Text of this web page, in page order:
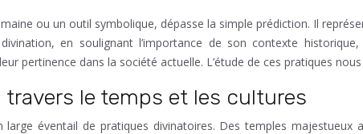
ou un outil symbolique, dépasse la simple prédiction. Il
en soulignant l’importance de son contexte
pertinence dans la société actuelle. L’étude de ces pratiques
le temps et les cultures
large éventail de pratiques divinatoires. Des temples